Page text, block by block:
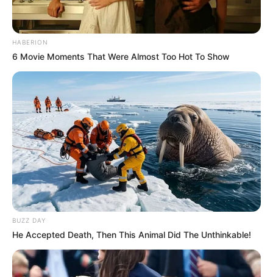
HABERION
6 Movie Moments That Were Almost Too Hot To Show
BUZZ DAY
He Accepted Death, Then This Animal Did The Unthinkable!